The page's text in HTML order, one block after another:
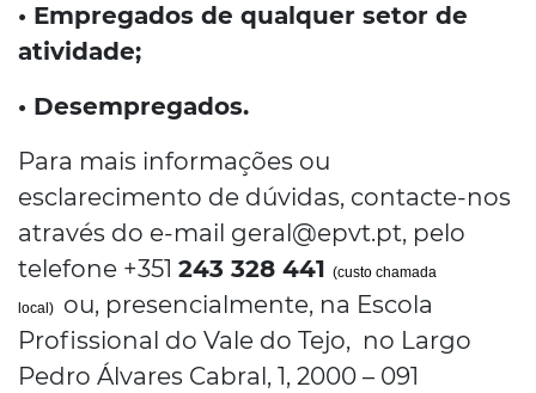
• Empregados de qualquer setor de
atividade;
• Desempregados.
Para mais informações ou
esclarecimento de dúvidas, contacte-nos
através do e-mail geral@epvt.pt, pelo
telefone +351 243 328 441 (custo chamada
local)
ou, presencialmente, na Escola
Profissional do Vale do Tejo, no Largo
Pedro Álvares Cabral, 1, 2000 – 091